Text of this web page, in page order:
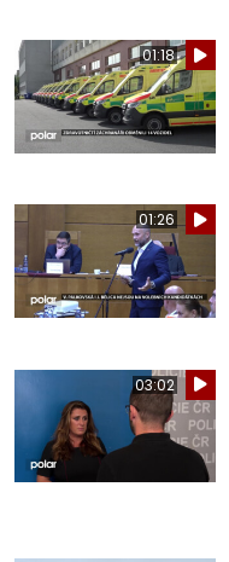
01:18
01:26
03:02